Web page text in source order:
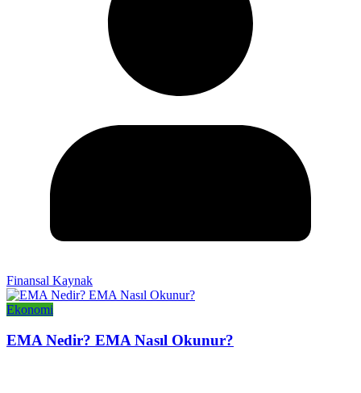
Finansal Kaynak
Ekonomi
EMA Nedir? EMA Nasıl Okunur?